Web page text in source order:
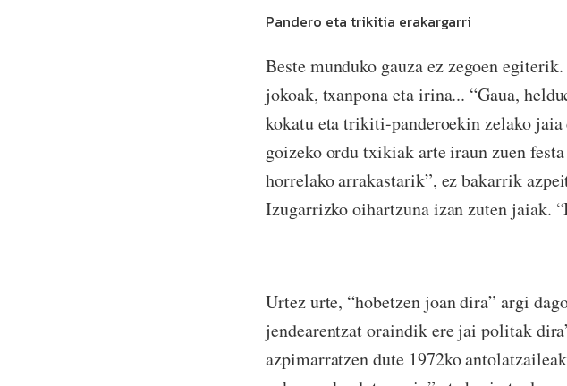
Pandero eta trikitia erakargarri
Beste munduko gauza ez zegoen
jokoak, txanpona eta irina... “Gaua,
kokatu eta trikiti-panderoekin zelako jaia
goizeko ordu txikiak arte iraun zuen
horrelako arrakastarik”, ez bakarrik
Izugarrizko oihartzuna izan zuten jaiak.
Urtez urte, “hobetzen joan dira” argi
jendearentzat oraindik ere jai politak
azpimarratzen dute 1972ko